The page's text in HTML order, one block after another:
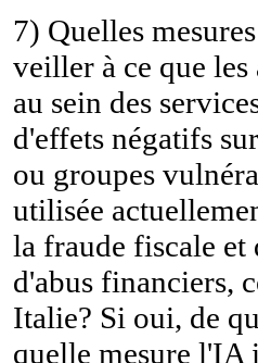
7) Quelles
veiller à ce que
au sein des
d'effets négatifs
ou groupes
utilisée
la fraude fiscale et
d'abus financiers,
Italie? Si oui, de
quelle mesure l'IA